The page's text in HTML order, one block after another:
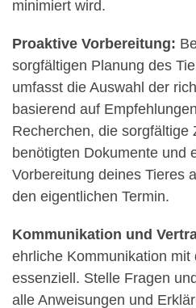
minimiert wird.
Proaktive Vorbereitung:
sorgfältigen Planung des
umfasst die Auswahl der
basierend auf
Recherchen, die sorgfältige
benötigten Dokumente und
Vorbereitung deines Tieres
den eigentlichen Termin.
Kommunikation und
ehrliche Kommunikation mit
essenziell. Stelle Fragen
alle Anweisungen und